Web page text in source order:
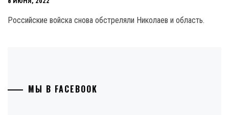
Российские войска снова обстреляли Николаев и область.
МЫ В FACEBOOK